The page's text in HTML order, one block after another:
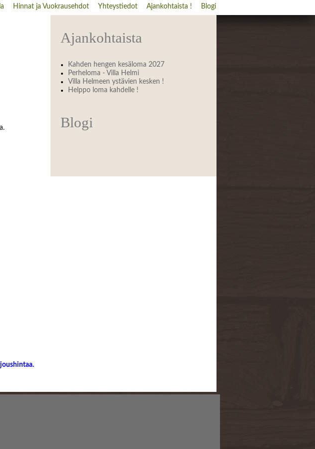
Hinnat ja Vuokrausehdot Yhteystiedot Ajankohtaista ! Blogi
Ajankohtaista
Kahden hengen kesäloma 2027
Perheloma - Villa Helmi
Villa Helmeen ystävien kesken !
Helppo loma kahdelle !
Blogi